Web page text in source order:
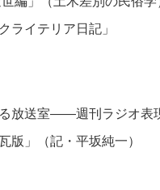
ライテリア日記」
る放送室——週刊ラジオ表
版」（記・平坂純一）